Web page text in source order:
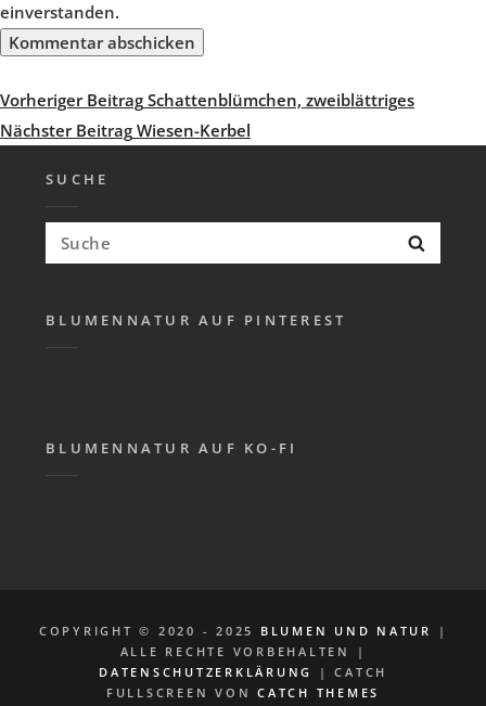
einverstanden.
Beitragsnavigation
Vorheriger
Beitrag
Vorheriger Beitrag Schattenblümchen, zweiblättriges
Nächster
Nächster Beitrag Wiesen-Kerbel
SUCHE
Suchen
nach:
BLUMENNATUR AUF PINTEREST
BLUMENNATUR AUF KO-FI
COPYRIGHT © 2020 - 2025 BLUMEN UND NATUR
|
ALLE RECHTE VORBEHALTEN |
DATENSCHUTZERKLÄRUNG
| CATCH
FULLSCREEN VONCATCH THEMES